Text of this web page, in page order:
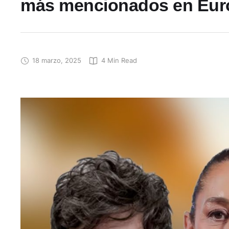
más mencionados en
18 marzo, 2025 4 Min Read